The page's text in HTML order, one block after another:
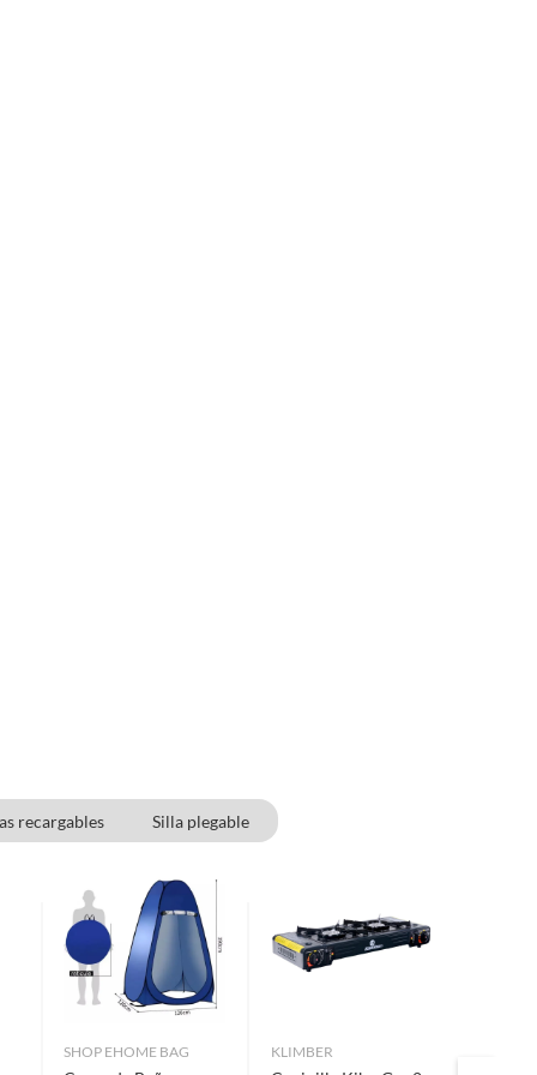
recargables Silla plegable
SHOP EHOME BAG KLIMBER